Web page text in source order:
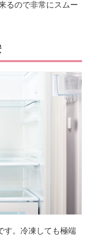
るので非常にスムー
す。冷凍しても極端